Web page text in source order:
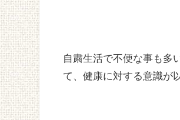
自粛生活で不便な事も多
て、健康に対する意識が